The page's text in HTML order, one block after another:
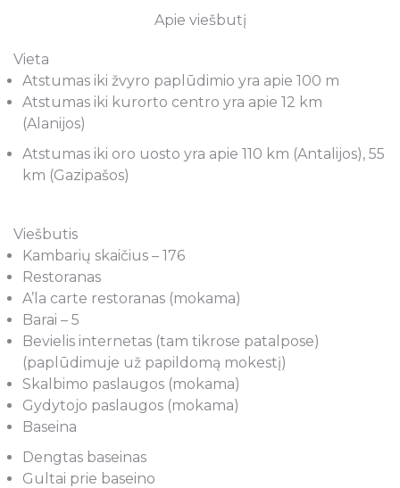
Apie viešbutį
Vieta
Atstumas iki žvyro paplūdimio yra apie 100 m
Atstumas iki kurorto centro yra apie 12 km
(Alanijos)
Atstumas iki oro uosto yra apie 110 km (Antalijos), 55
km (Gazipašos)
Viešbutis
Kambarių skaičius – 176
Restoranas
A’la carte restoranas (mokama)
Barai – 5
Bevielis internetas (tam tikrose patalpose)
(paplūdimuje už papildomą mokestį)
Skalbimo paslaugos (mokama)
Gydytojo paslaugos (mokama)
Baseina
Dengtas baseinas
Gultai prie baseino